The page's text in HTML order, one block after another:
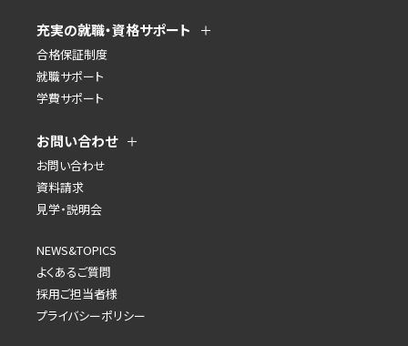
お問い合わせ
お問い合わせ
資料請求
見学・説明会
充実の就職・資格サポート
合格保証制度
就職サポート
学費サポート
NEWS&TOPICS
よくあるご質問
採用ご担当者様
プライバシーポリシー